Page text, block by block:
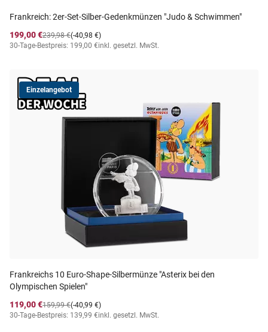
Frankreich: 2er-Set-Silber-Gedenkmünzen "Judo & Schwimmen"
199,00 €
(-40,98 €)
239,98 €
30-Tage-Bestpreis: 199,00 €inkl. gesetzl. MwSt.
Einzelangebot
Frankreichs 10 Euro-Shape-Silbermünze "Asterix bei den
Olympischen Spielen"
119,00 €
(-40,99 €)
159,99 €
30-Tage-Bestpreis: 139,99 €inkl. gesetzl. MwSt.